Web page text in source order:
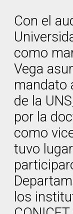
Con el
como
Vega
mandato
de la
por la
como
tuvo
los